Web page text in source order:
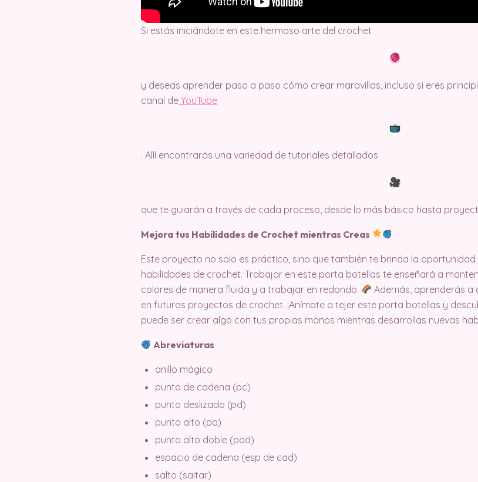
Si estás iniciándote en este hermoso arte del crochet
y deseas aprender paso a paso cómo crear maravillas, incluso si eres
canal de YouTube
. Allí encontrarás una variedad de tutoriales detallados
que te guiarán a través de cada proceso, desde lo más básico hasta
Mejora tus Habilidades de Crochet mientras Creas
Este proyecto no solo es práctico, sino que también te brinda la
habilidades de crochet. Trabajar en este porta botellas te enseñará a
colores de manera fluida y a trabajar en redondo.
Además, aprenderás a
en futuros proyectos de crochet. ¡Anímate a tejer este porta botellas y
puede ser crear algo con tus propias manos mientras desarrollas nuevas
Abreviaturas
anillo mágico
punto de cadena (pc)
punto deslizado (pd)
punto alto (pa)
punto alto doble (pad)
espacio de cadena (esp de cad)
salto (saltar)